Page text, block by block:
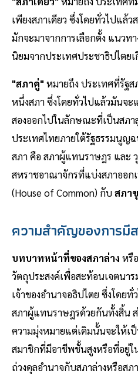
เพียงสภาเดียว ซึ่งโดยทั่วไปแล้
มักจะมาจากการเลือกตั้ง แนว
นิยมจากประเทศประชาธิปไตย
"สภาคู่"หมายถึง ประเทศที่รัฐ
หนึ่งสภา ซึ่งโดยทั่วไปแล้วมันจ
สองออกไปในลักษณะที่เป็นสภา
ประเทศไทยภายใต้รัฐธรรมนูญ
สภา คือ สภาผู้แทนราษฎร และ
สหราชอาณาจักรที่แบ่งสภาออก
(House of Common) กับสภา
ความสำคัญของการมี
บทบาทหน้าที่ของสภาล่าง หรือ
วัตถุประสงค์เพื่อสะท้อนเจตนา
เจ้าของอำนาจอธิปไตย ซึ่งโดย
สภาผู้แทนราษฎรด้วยกันทั้งสิ้น
ความมุ่งหมายแต่เดิมนั้นจะให้เ
สมาชิกที่มีอาชีพชั้นสูงหรือที่อยู่
ถ่วงดุลอำนาจกับสภาล่างหรือส